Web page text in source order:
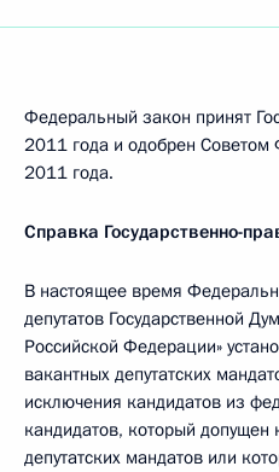
Федеральный закон принят
2011 года и одобрен
2011 года.
Справка Государственно-
В настоящее время
депутатов Государственной
Российской Федерации»
вакантных депутатских
исключения кандидатов из
кандидатов, который допущен
депутатских мандатов или